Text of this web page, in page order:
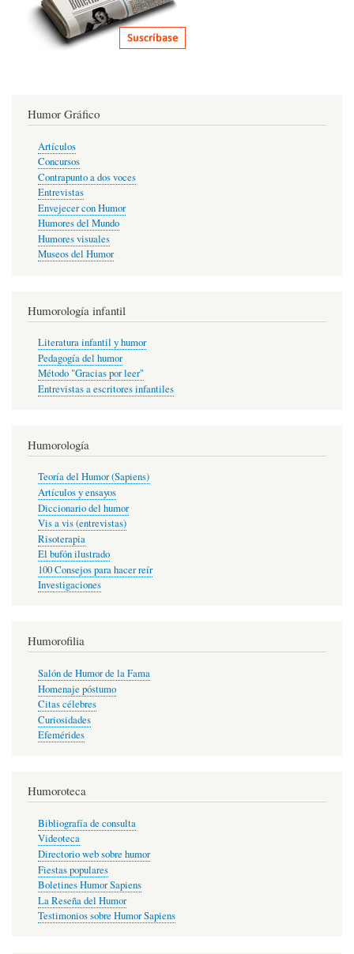
Humor Gráfico
Artículos
Concursos
Contrapunto a dos voces
Entrevistas
Envejecer con Humor
Humores del Mundo
Humores visuales
Museos del Humor
Humorología infantil
Literatura infantil y humor
Pedagogía del humor
Método "Gracias por leer"
Entrevistas a escritores infantiles
Humorología
Teoría del Humor (Sapiens)
Artículos y ensayos
Diccionario del humor
Vis a vis (entrevistas)
Risoterapia
El bufón ilustrado
100 Consejos para hacer reír
Investigaciones
Humorofilia
Salón de Humor de la Fama
Homenaje póstumo
Citas célebres
Curiosidades
Efemérides
Humoroteca
Bibliografía de consulta
Videoteca
Directorio web sobre humor
Fiestas populares
Boletines Humor Sapiens
La Reseña del Humor
Testimonios sobre Humor Sapiens